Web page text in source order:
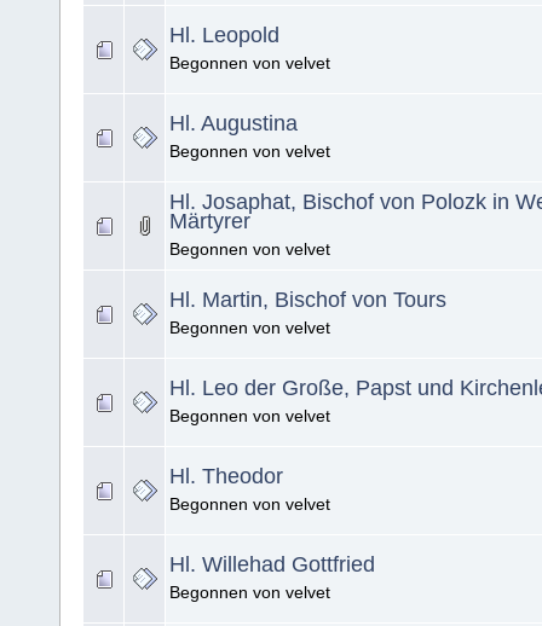
Hl. Leopold
Begonnen von velvet
Hl. Augustina
Begonnen von velvet
Hl. Josaphat, Bischof von Polozk in
Märtyrer
Begonnen von velvet
Hl. Martin, Bischof von Tours
Begonnen von velvet
Hl. Leo der Große, Papst und
Begonnen von velvet
Hl. Theodor
Begonnen von velvet
Hl. Willehad Gottfried
Begonnen von velvet